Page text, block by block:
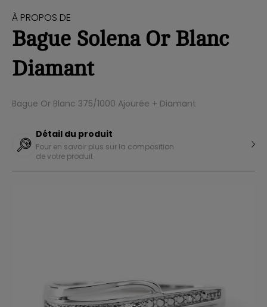
À PROPOS DE
Bague Solena Or Blanc
Diamant
Bague Or Blanc 375/1000 Ajourée + Diamant
Détail du produit
Pour en savoir plus sur la composition
de votre produit